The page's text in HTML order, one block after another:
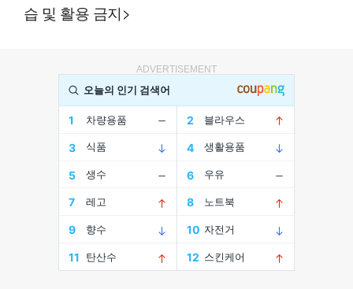
습 및 활용 금지>
ADVERTISEMENT